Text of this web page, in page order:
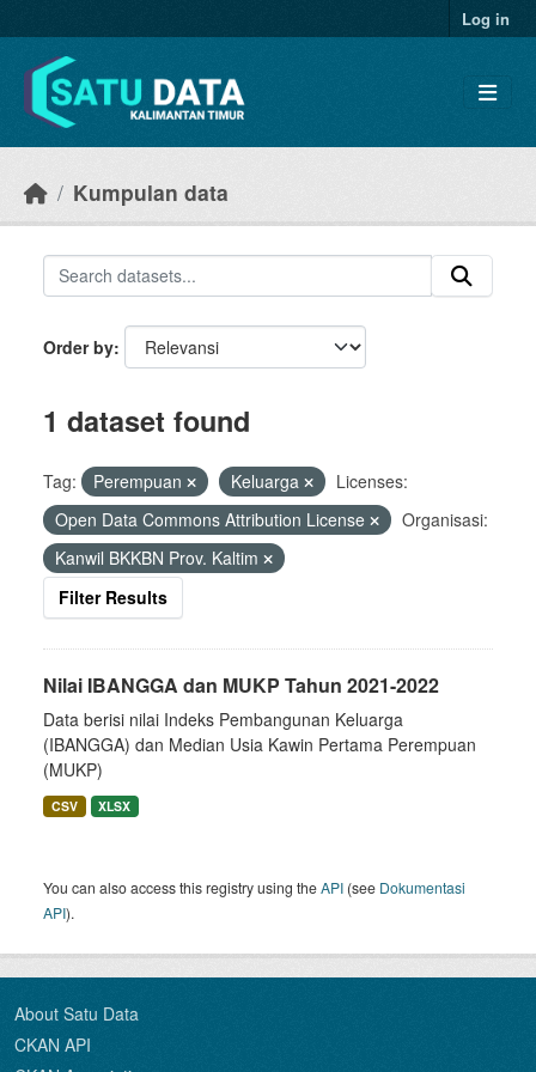
Log in
Kumpulan data
Order by
1 dataset found
Tag: Perempuan Keluarga
Licenses:
Open Data Commons Attribution License
Organisasi:
Kanwil BKKBN Prov. Kaltim
Filter Results
Nilai IBANGGA dan MUKP Tahun 2021-2022
Data berisi nilai Indeks Pembangunan Keluarga
(IBANGGA) dan Median Usia Kawin Pertama Perempuan
(MUKP)
CSV XLSX
You can also access this registry using theAPI (see Dokumentasi
API).
About Satu Data
CKAN API